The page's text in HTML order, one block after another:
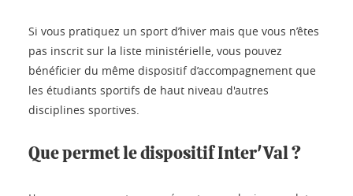
Si vous pratiquez un sport d’hiver mais que vous n’êtes
pas inscrit sur la liste ministérielle, vous pouvez
bénéficier du même dispositif d’accompagnement que
les étudiants sportifs de haut niveau d'autres
disciplines sportives.
Que permet le dispositif Inter'Val ?